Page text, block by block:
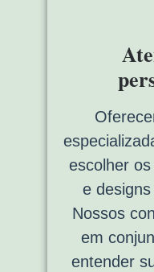
escolher
e
Nossos
em
entender